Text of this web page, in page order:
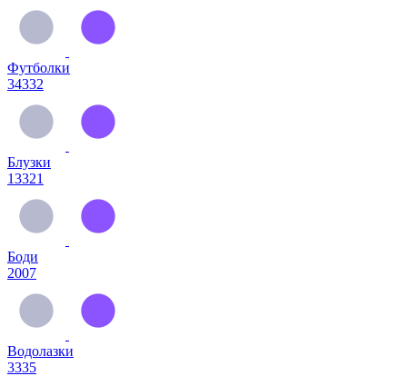
Футболки
34332
Блузки
13321
Боди
2007
Водолазки
3335